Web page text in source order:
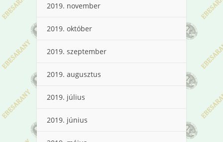
2019. november
2019. október
2019. szeptember
2019. augusztus
2019. július
2019. június